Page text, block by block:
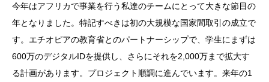
今年はアフリカで事業を行う私達のチームにとって大きな節目の
年となりました。特記すべきは初の大規模な国家間取引の成立で
す。エチオピアの教育省とのパートナーシップで、学生にまずは
600万のデジタルIDを提供し、さらにそれを2,000万まで拡大す
る計画があります。プロジェクト順調に進んでいます。来年の1